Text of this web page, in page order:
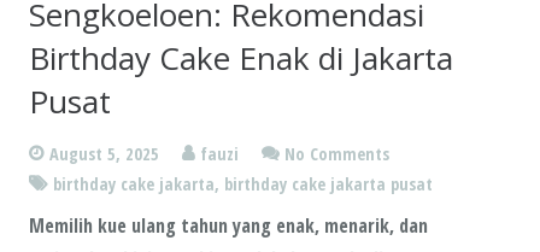
Sengkoeloen: Rekomendasi
Birthday Cake Enak di Jakarta
Pusat
August 5, 2025 fauzi
No Comments
birthday cake jakarta, birthday cake jakarta pusat
Memilih kue ulang tahun yang enak, menarik, dan